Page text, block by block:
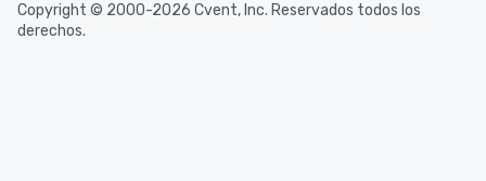
Copyright © 2000-2026 Cvent, Inc. Reservados todos los
derechos.